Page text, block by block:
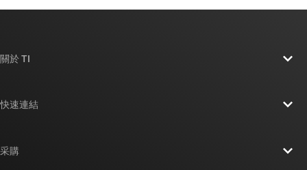
關於 TI
快速連結
采購